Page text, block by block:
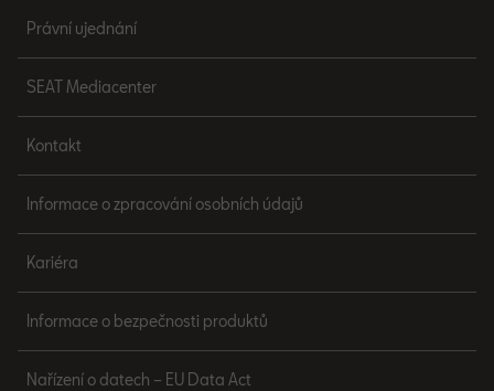
Právní ujednání
SEAT Mediacenter
Kontakt
Informace o zpracování osobních údajů
Kariéra
Informace o bezpečnosti produktů
Nařízení o datech – EU Data Act